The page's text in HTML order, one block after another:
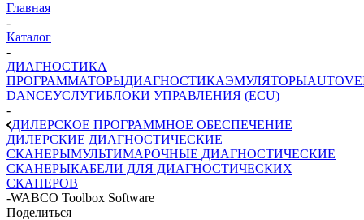
Главная
-
Каталог
-
ДИАГНОСТИКА
ПРОГРАММАТОРЫДИАГНОСТИКАЭМУЛЯТОРЫ
DANCEУСЛУГИБЛОКИ УПРАВЛЕНИЯ (ECU)
-
ДИЛЕРСКОЕ ПРОГРАММНОЕ ОБЕСПЕЧЕНИЕ
ДИЛЕРСКИЕ ДИАГНОСТИЧЕСКИЕ
СКАНЕРЫМУЛЬТИМАРОЧНЫЕ ДИАГНОСТИЧЕСКИЕ
СКАНЕРЫКАБЕЛИ ДЛЯ ДИАГНОСТИЧЕСКИХ
СКАНЕРОВ
-WABCO Toolbox Software
Поделиться